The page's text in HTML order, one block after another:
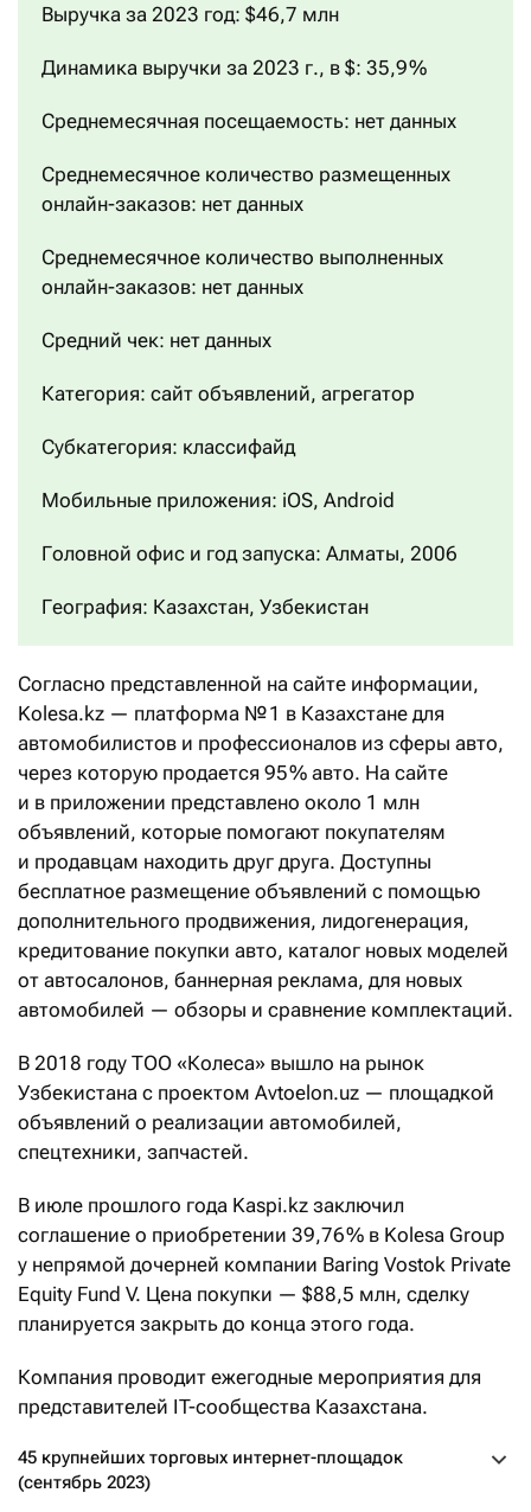
Выручка за 2023 год: $46,7 млн
Динамика выручки за 2023 г., в $: 35,9 %
Среднемесячная посещаемость: нет данных
Среднемесячное количество размещенных
онлайн-заказов: нет данных
Среднемесячное количество выполненных
онлайн-заказов: нет данных
Средний чек: нет данных
Категория: сайт объявлений, агрегатор
Субкатегория: классифайд
Мобильные приложения: iOS, Android
Головной офис и год запуска: Алматы, 2006
География: Казахстан, Узбекистан
Согласно представленной на сайте информации,
Kolesa.kz — платформа № 1 в Казахстане для
автомобилистов и профессионалов из сферы авто,
через которую продается 95 % авто. На сайте
и в приложении представлено около 1 млн
объявлений, которые помогают покупателям
и продавцам находить друг друга. Доступны
бесплатное размещение объявлений с помощью
дополнительного продвижения, лидогенерация,
кредитование покупки авто, каталог новых моделей
от автосалонов, баннерная реклама, для новых
автомобилей — обзоры и сравнение комплектаций.
В 2018 году ТОО «Колеса» вышло на рынок
Узбекистана с проектом Avtoelon.uz — площадкой
объявлений о реализации автомобилей,
спецтехники, запчастей.
В июле прошлого года Kaspi.kz заключил
соглашение о приобретении 39,76 % в Kolesa Group
у непрямой дочерней компании Baring Vostok Private
Equity Fund V. Цена покупки — $88,5 млн, сделку
планируется закрыть до конца этого года.
Компания проводит ежегодные мероприятия для
представителей IT-сообщества Казахстана.
45 крупнейших торговых интернет-площадок
(сентябрь 2023)